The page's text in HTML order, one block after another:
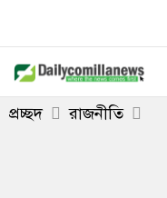
প্রচ্ছদ রাজনীতি